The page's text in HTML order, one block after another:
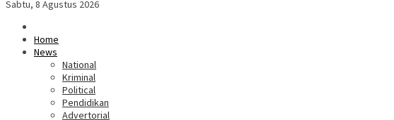
Sabtu, 8 Agustus 2026
Home
News
National
Kriminal
Political
Pendidikan
Advertorial